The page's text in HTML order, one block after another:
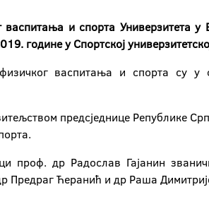
васпитања и спорта Универзитета
године у Спортској
васпитања и спорта су у
предсједнице Републике
проф. др Радослав Гајанин
Предраг Ћеранић и др Раша